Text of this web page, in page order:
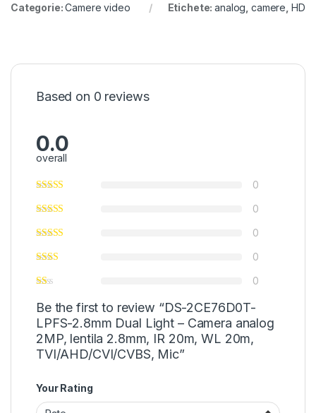
Categorie:Camere video Etichete:analog ,camere HD
Based on 0 reviews
0.0
overall
0
0
0
0
0
Be the first to review “DS-2CE76D0T-
LPFS-2.8mm Dual Light – Camera analog
2MP, lentila 2.8mm, IR 20m, WL 20m,
TVI/AHD/CVI/CVBS, Mic”
Your Rating